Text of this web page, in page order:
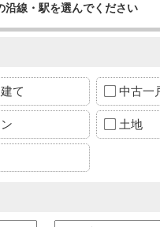
沿線・駅を選んでください
て 中古一
土地